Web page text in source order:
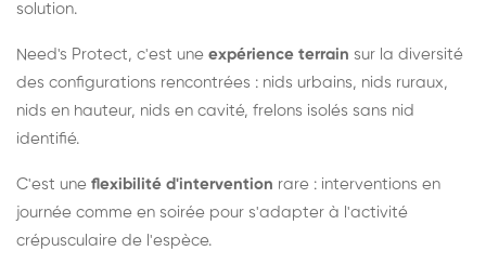
solution.
Need's Protect, c'est une expérience terrain sur la diversité
des configurations rencontrées : nids urbains, nids ruraux,
nids en hauteur, nids en cavité, frelons isolés sans nid
identifié.
C'est une flexibilité d'intervention rare : interventions en
journée comme en soirée pour s'adapter à l'activité
crépusculaire de l'espèce.